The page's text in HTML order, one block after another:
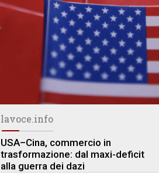
lavoce.info
USA–Cina, commercio in
trasformazione: dal maxi-deficit
alla guerra dei dazi